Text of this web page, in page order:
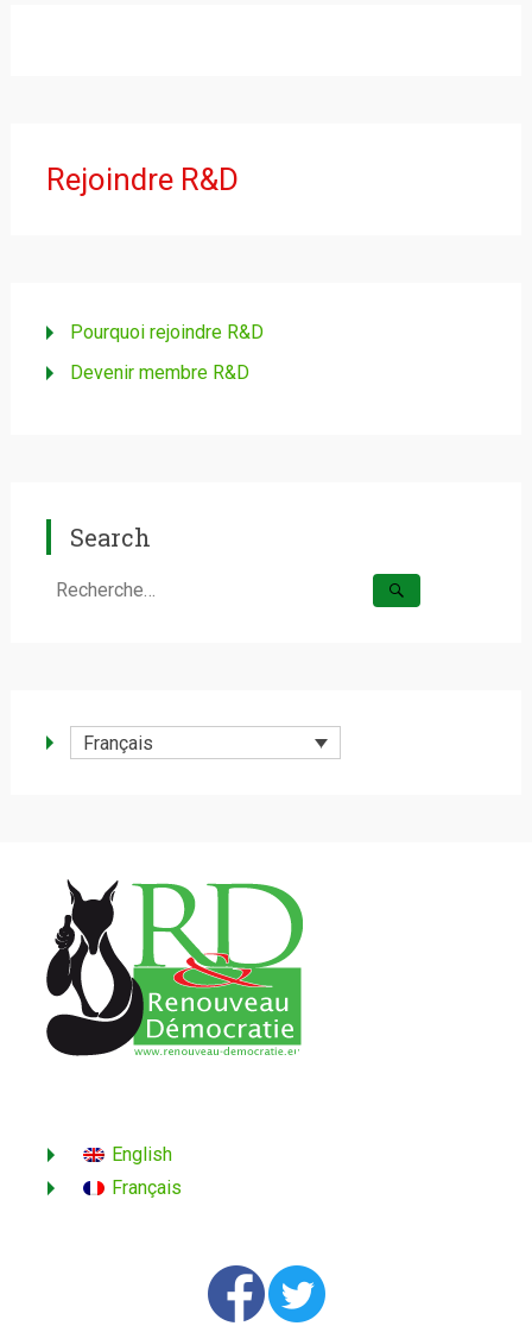
Rejoindre R&D
Pourquoi rejoindre R&D
Devenir membre R&D
Search
Rechercher :
Français
English
Français